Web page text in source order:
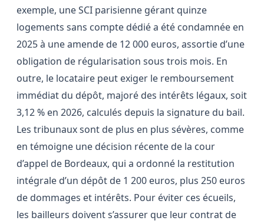
exemple, une SCI parisienne gérant quinze
logements sans compte dédié a été condamnée en
2025 à une amende de 12 000 euros, assortie d’une
obligation de régularisation sous trois mois. En
outre, le locataire peut exiger le remboursement
immédiat du dépôt, majoré des intérêts légaux, soit
3,12 % en 2026, calculés depuis la signature du bail.
Les tribunaux sont de plus en plus sévères, comme
en témoigne une décision récente de la cour
d’appel de Bordeaux, qui a ordonné la restitution
intégrale d’un dépôt de 1 200 euros, plus 250 euros
de dommages et intérêts. Pour éviter ces écueils,
les bailleurs doivent s’assurer que leur contrat de